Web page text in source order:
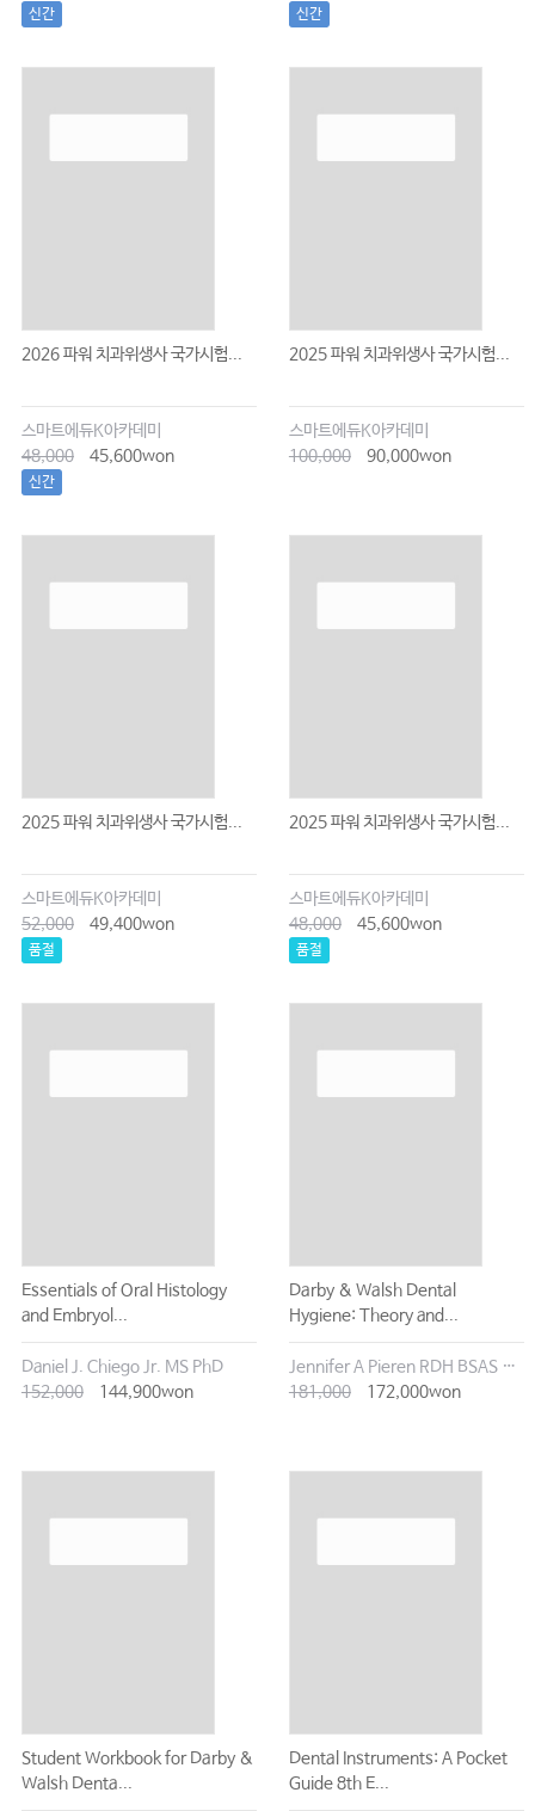
신간 신간
2026 파워 치과위생사 국가시험...
스마트에듀K아카데미
48,000
45,600won
신간
2025 파워 치과위생사 국가시험...
스마트에듀K아카데미
100,000
90,000won
2025 파워 치과위생사 국가시험...
스마트에듀K아카데미
52,000
49,400won
품절
2025 파워 치과위생사 국가시험...
스마트에듀K아카데미
48,000
45,600won
품절
Essentials of Oral Histology
and Embryol...
Daniel J. Chiego Jr. MS PhD
152,000
144,900won
Darby & Walsh Dental
Hygiene: Theory and...
Jennifer A Pieren RDH BSAS MS
181,000
172,000won
Student Workbook for Darby &
Walsh Denta...
Dental Instruments: A Pocket
Guide 8th E...